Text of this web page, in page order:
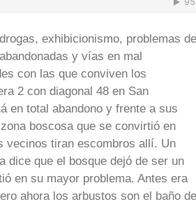
exhibicionismo, problemas de
y vías en mal
con las que conviven los
2 con diagonal 48 en San
en total abandono y frente a sus
boscosa que se convirtió en
vecinos tiran escombros allí. Un
dice que el bosque dejó de ser un
en su mayor problema. Antes era
ahora los arbustos son el baño de